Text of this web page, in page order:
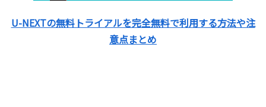
U-NEXTの無料トライアルを完全無料で利用する方法や注
意点まとめ